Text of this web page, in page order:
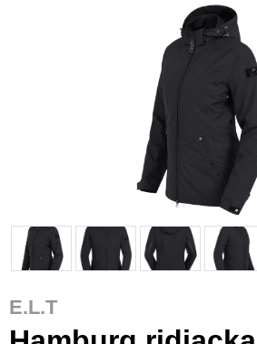
E.L.T